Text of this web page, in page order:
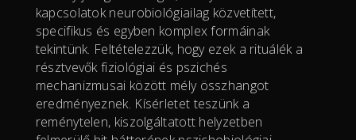
kapcsolatok neurobiológiailag közvetített,
specifikus és egyben komplex formáinak
tekintünk. Feltételezzük, hogy ezek a rituálék a
résztvevők fiziológiai és pszichés
mechanizmusai között mély összhangot
eredményeznek. Kísérletet teszünk a
reménytelen, kiszolgáltatott helyzetben